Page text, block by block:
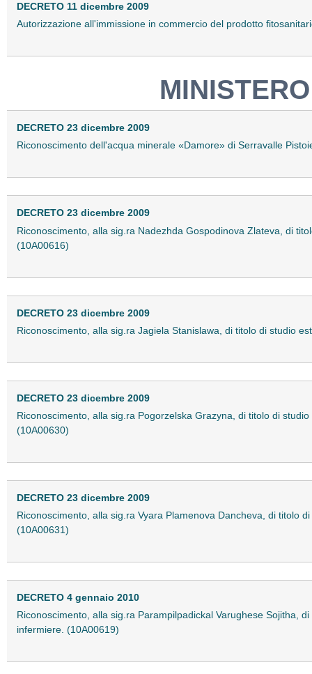
DECRETO 11 dicembre 2009
Autorizzazione all'immissione in commercio del prodotto
DECRETO 23 dicembre 2009
Riconoscimento dell'acqua minerale «Damore» di Serravalle
DECRETO 23 dicembre 2009
Riconoscimento, alla sig.ra Nadezhda Gospodinova Zlateva, di
(10A00616)
DECRETO 23 dicembre 2009
Riconoscimento, alla sig.ra Jagiela Stanislawa, di titolo di studio
DECRETO 23 dicembre 2009
Riconoscimento, alla sig.ra Pogorzelska Grazyna, di titolo di
(10A00630)
DECRETO 23 dicembre 2009
Riconoscimento, alla sig.ra Vyara Plamenova Dancheva, di titolo
(10A00631)
DECRETO 4 gennaio 2010
Riconoscimento, alla sig.ra Parampilpadickal Varughese Sojitha,
infermiere. (10A00619)